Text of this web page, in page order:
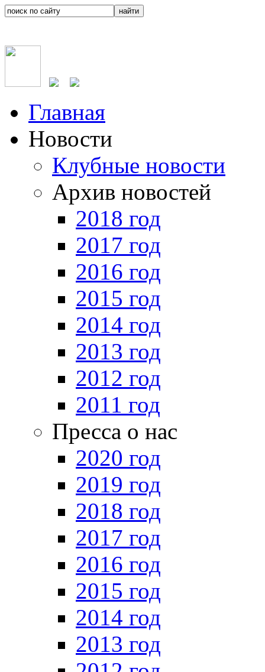
Главная
Новости
Клубные новости
Архив новостей
2018 год
2017 год
2016 год
2015 год
2014 год
2013 год
2012 год
2011 год
Пресса о нас
2020 год
2019 год
2018 год
2017 год
2016 год
2015 год
2014 год
2013 год